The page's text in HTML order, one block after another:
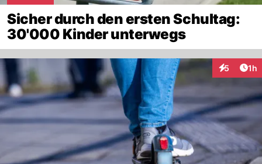
Sicher durch den ersten Schultag:
30'000 Kinder unterwegs
5 1h